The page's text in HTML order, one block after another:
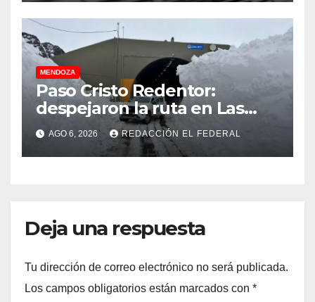
MENDOZA
Paso Cristo Redentor:
despejaron la ruta en Las
Cuevas antes de otro
temporal con unos 1.500
camiones varados
AGO 6, 2026 REDACCIÓN EL FEDERAL
Deja una respuesta
Tu dirección de correo electrónico no será publicada.
Los campos obligatorios están marcados con *